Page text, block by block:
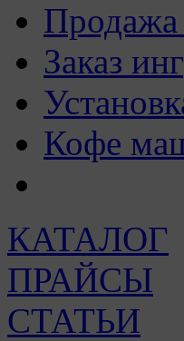
Продажа
Заказ
Кофе
КАТАЛОГ
ПРАЙСЫ
СТАТЬИ